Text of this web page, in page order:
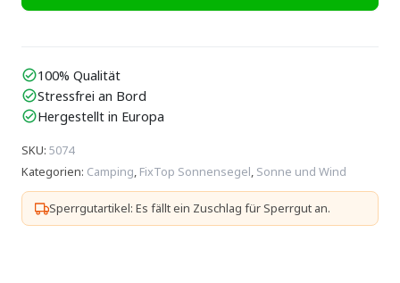
check_circle100% Qualität
check_circleStressfrei an Bord
check_circleHergestellt in Europa
SKU: 5074
Kategorien: Camping, FixTop Sonnensegel, Sonne und Wind
Sperrgutartikel: Es fällt ein Zuschlag für Sperrgut an.